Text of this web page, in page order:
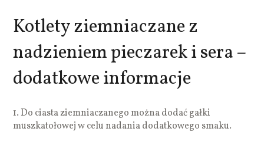
Kotlety ziemniaczane z
nadzieniem pieczarek i sera –
dodatkowe informacje
1. Do ciasta ziemniaczanego można dodać gałki
muszkatołowej w celu nadania dodatkowego smaku.